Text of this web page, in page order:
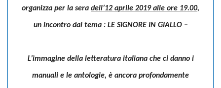
organizza per la sera dell’12 aprile 2019 alle ore 19.00,
un incontro dal tema : LE SIGNORE IN GIALLO–
L’immagine della letteratura italiana che ci danno i
manuali e le antologie, è ancora profondamente